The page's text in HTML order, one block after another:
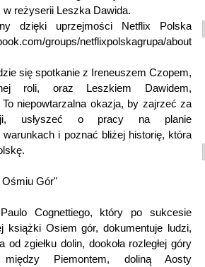
w reżyserii Leszka Dawida.
dzięki uprzejmości Netflix Polska
groups/netflixpolskagrupa/about
się spotkanie z Ireneuszem Czopem,
roli, oraz Leszkiem Dawidem,
niepowtarzalna okazja, by zajrzeć za
usłyszeć o pracy na planie
i poznać bliżej historię, która
Ośmiu Gór"
Cognettiego, który po sukcesie
książki Osiem gór, dokumentuje ludzi,
zgiełku dolin, dookoła rozległej góry
Piemontem, doliną Aosty